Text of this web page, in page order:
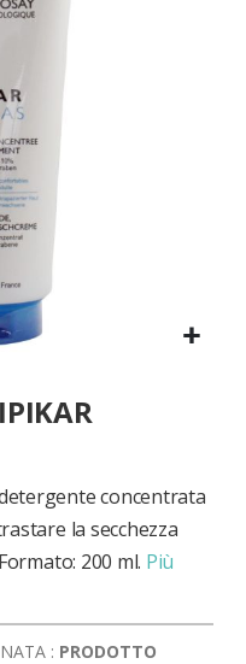
concentrata
la secchezza
200 ml. Più
: PRODOTTO